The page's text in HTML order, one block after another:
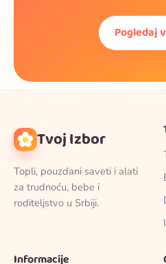
Pogledaj
Tvoj Izbor
Topli, pouzdani saveti i alati
za trudnoću, bebe i
roditeljstvo u Srbiji.
Informacije